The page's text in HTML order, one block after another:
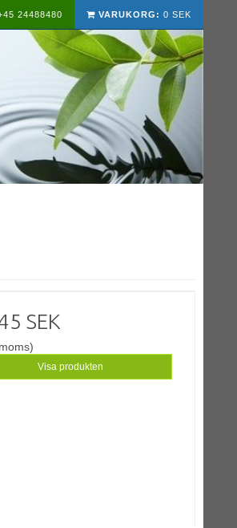
VARUKORG: 0 SEK
24488480
SEK
Visa produkten